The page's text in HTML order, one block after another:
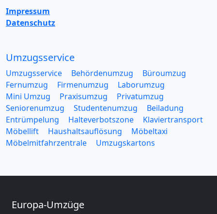
Impressum
Datenschutz
Umzugsservice
Umzugsservice Behördenumzug
Büroumzug
Fernumzug
Firmenumzug
Laborumzug
Mini Umzug
Praxisumzug
Privatumzug
Seniorenumzug
Studentenumzug
Beiladung
Entrümpelung
Halteverbotszone
Klaviertransport
Möbellift
Haushaltsauflösung
Möbeltaxi
Möbelmitfahrzentrale
Umzugskartons
Europa-Umzüge